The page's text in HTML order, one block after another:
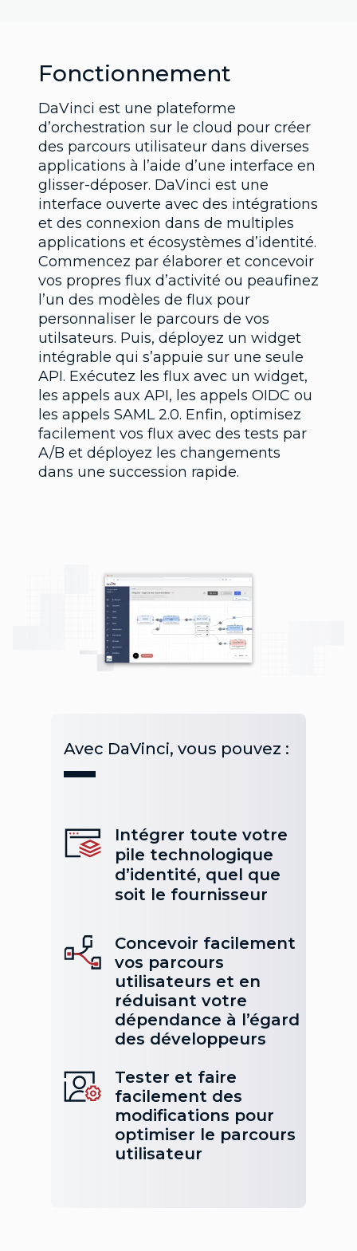
Fonctionnement
DaVinci est une plateforme
d’orchestration sur le cloud pour créer
des parcours utilisateur dans diverses
applications à l’aide d’une interface en
glisser-déposer. DaVinci est une
interface ouverte avec des intégrations
et des connexion dans de multiples
applications et écosystèmes d’identité.
Commencez par élaborer et concevoir
vos propres flux d’activité ou peaufinez
l’un des modèles de flux pour
personnaliser le parcours de vos
utilsateurs. Puis, déployez un widget
intégrable qui s’appuie sur une seule
API. Exécutez les flux avec un widget,
les appels aux API, les appels OIDC ou
les appels SAML 2.0. Enfin, optimisez
facilement vos flux avec des tests par
A/B et déployez les changements
dans une succession rapide.
Avec DaVinci, vous pouvez :
Intégrer toute votre
pile technologique
d’identité, quel que
soit le fournisseur
Concevoir facilement
vos parcours
utilisateurs et en
réduisant votre
dépendance à l’égard
des développeurs
Tester et faire
facilement des
modifications pour
optimiser le parcours
utilisateur